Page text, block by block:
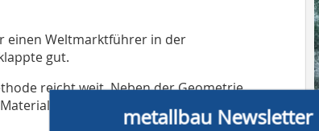
einen Weltmarktführer in der
gut.
reicht weit. Neben der Geometrie
und vieles mehr integriert werden.
metallbau Newsletter